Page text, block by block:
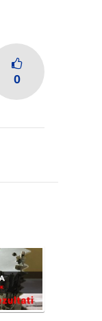
0